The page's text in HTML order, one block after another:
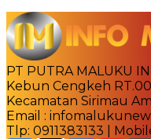
PT PUTRA MALUKU
Kebun Cengkeh
Kecamatan Sirimau
Email :
Tlp: 0911383133 |